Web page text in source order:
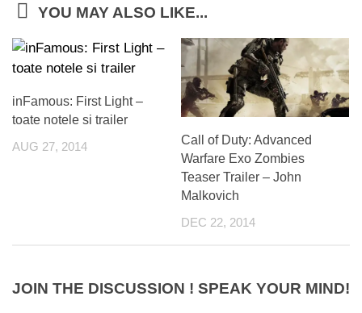
YOU MAY ALSO LIKE...
inFamous: First Light –
toate notele si trailer
AUG 27, 2014
Call of Duty: Advanced
Warfare Exo Zombies
Teaser Trailer – John
Malkovich
DEC 22, 2014
JOIN THE DISCUSSION ! SPEAK YOUR MIND!